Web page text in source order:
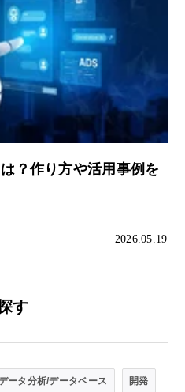
？作り方や活用事例を
2026.05.19
す
ータ分析/データベース 開発